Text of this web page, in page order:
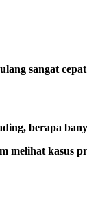
sangat cepat
berapa
melihat kasus